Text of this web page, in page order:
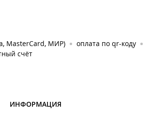
MasterCard, МИР)
оплата по qr-коду
счёт
ИНФОРМАЦИЯ